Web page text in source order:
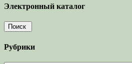
Электронный каталог
Рубрики